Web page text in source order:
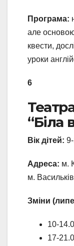
Програма:
але основою
квести,
уроки
6
“Біла
Вік дітей:
Адреса: м.
м.
Зміни
10-
17-